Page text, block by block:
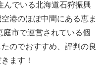
んでいる北海道石狩振興
港のほぼ中間にある恵ま
庭市で運営されている個
のでおすすめ、評判の良
ます！